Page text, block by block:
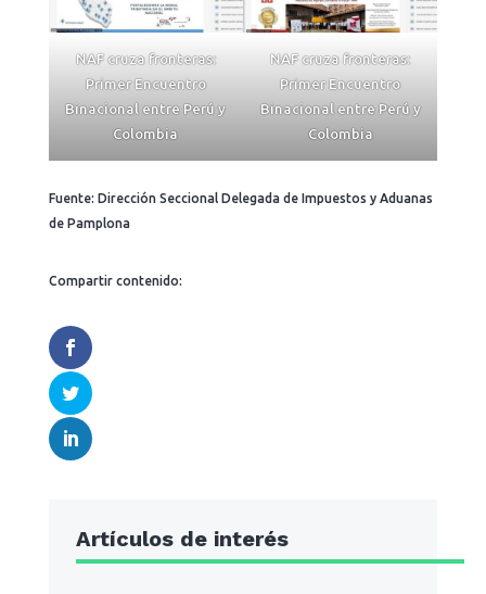
NAF cruza fronteras:
Primer Encuentro
Binacional entre Perú y
Colombia
NAF cruza fronteras:
Primer Encuentro
Binacional entre Perú y
Colombia
Fuente: Dirección Seccional Delegada de Impuestos y Aduanas
de Pamplona
Compartir contenido:
Artículos de interés